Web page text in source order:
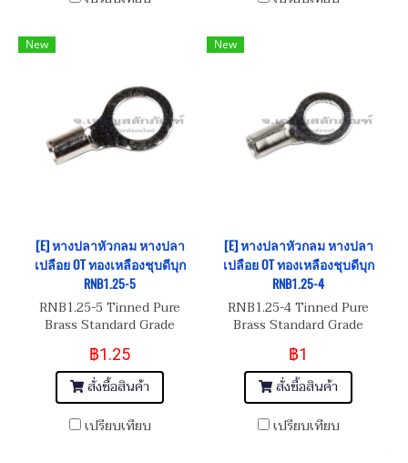
New
[E] หางปลาหัวกลม หางปลา
เปลือย OT ทองเหลืองชุบดีบุก
RNB1.25-5
RNB1.25-5 Tinned Pure
Brass Standard Grade
฿1.25
สั่งซื้อสินค้า
เปรียบเทียบ
New
[E] หางปลาหัวกลม หางปลา
เปลือย OT ทองเหลืองชุบดีบุก
RNB1.25-4
RNB1.25-4 Tinned Pure
Brass Standard Grade
฿1
สั่งซื้อสินค้า
เปรียบเทียบ